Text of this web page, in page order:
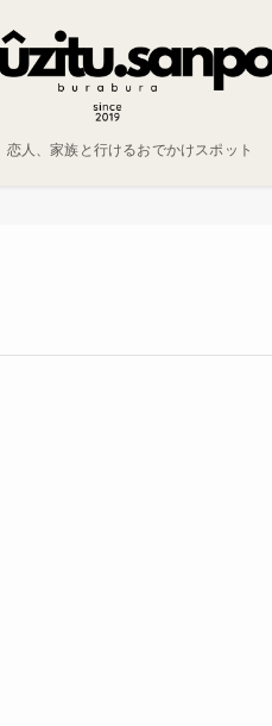
恋人、家族と行けるおでかけスポット